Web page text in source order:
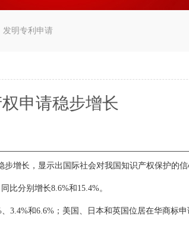
发明专利申请
申请稳步增长
增长，显示出国际社会对我国知识产权保护的信
比分别增长8.6%和15.4%。
3.4%和6.6%；美国、日本和英国位居在华商标